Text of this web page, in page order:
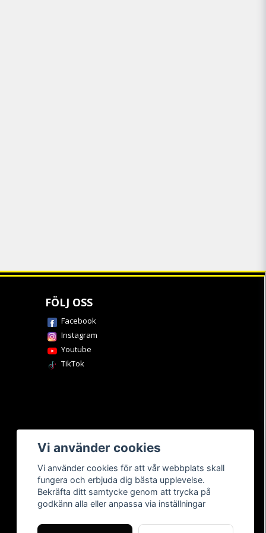
FÖLJ OSS
Facebook
Instagram
Youtube
TikTok
Vi använder cookies
Vi använder cookies för att vår webbplats skall
fungera och erbjuda dig bästa upplevelse.
Bekräfta ditt samtycke genom att trycka på
godkänn alla eller anpassa via inställningar